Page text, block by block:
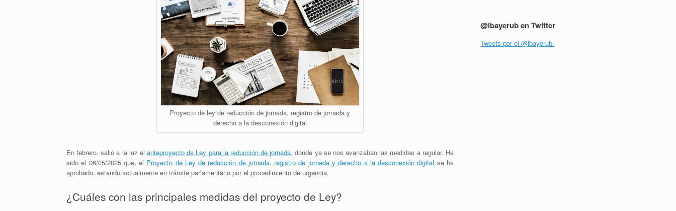
Proyecto de ley de reducción de jornada, registro de jornada y
derecho a la desconexión digital
En febrero, salió a la luz elanteproyecto de Ley para la reducción de jornada, donde ya se nos avanzaban las medidas a regular. Ha
sido el 06/05/2025 que, el Proyecto de Ley de reducción de jornada, registro de jornada y derecho a la desconexión digital se ha
aprobado, estando actualmente en trámite parlamentario por el procedimiento de urgencia.
¿Cuáles con las principales medidas del proyecto de Ley?
@lbayerub en Twitter
Tweets por el @lbayerub.